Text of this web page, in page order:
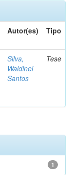
Autor(es) Tipo
Silva,
Waldinei
Santos
Tese
1